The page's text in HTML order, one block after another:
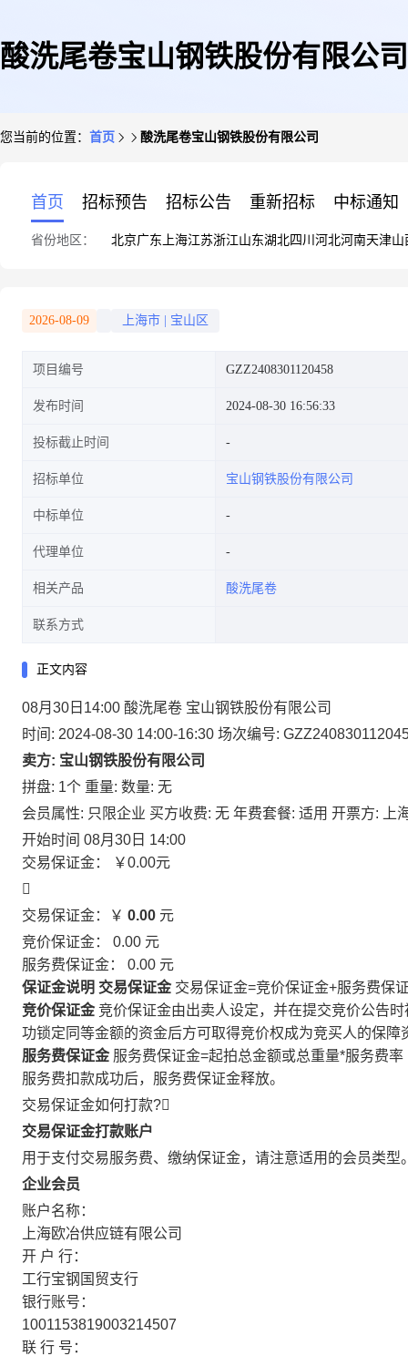
酸洗尾卷宝山钢铁股份有限公司
您当前的位置： 首页 酸洗尾卷宝山钢铁股份有限公司
首页 招标预告 招标公告 重新招标 中标通知
省份地区： 北京广东 上海江苏浙江山东湖北四川 河北河南天津山
2026-08-09 上海市 宝山区
项目编号 GZZ2408301120458
发布时间 2024-08-30 16:56:33
投标截止时间
招标单位 宝山钢铁股份有限公司
中标单位
代理单位
相关产品 酸洗尾卷
联系方式
正文内容
08月30日14:00 酸洗尾卷 宝山钢铁股份有限公司
时间: 2024-08-30 14:00-16:30 场次编号:
卖方: 宝山钢铁股份有限公司
拼盘: 1个 重量: 数量: 无
会员属性: 只限企业 买方收费: 无 年费套餐: 适用 开票方: 上
开始时间 08月30日 14:00
交易保证金：
￥0.00元

交易保证金：￥ 0.00 元
竞价保证金： 0.00 元
服务费保证金： 0.00 元
保证金说明 交易保证金 交易保证金=竞价保证金+服务费保
竞价保证金 竞价保证金由出卖人设定，并在提交竞价公告
功锁定同等金额的资金后方可取得竞价权成为竞买人的保障
服务费保证金 服务费保证金=起拍总金额或总重量*服务费率
服务费扣款成功后，服务费保证金释放。
交易保证金如何打款?
交易保证金打款账户
用于支付交易服务费、缴纳保证金，请注意适用的会员类型
企业会员
账户名称：
上海欧冶供应链有限公司
开 户 行：
工行宝钢国贸支行
银行账号：
1001153819003214507
联 行 号：